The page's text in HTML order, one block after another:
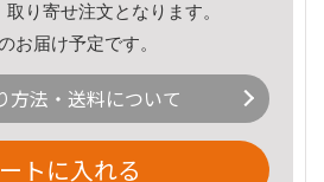
り寄せ注文となります。
お届け予定です。
方法・送料について
トに入れる